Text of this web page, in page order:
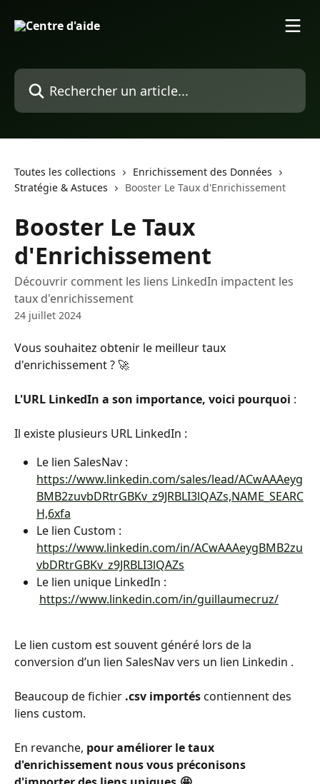
Rechercher un article...
Toutes les collections
Enrichissement des Données
Stratégie & Astuces
Booster Le Taux d'Enrichissement
Booster Le Taux
d'Enrichissement
Découvrir comment les liens LinkedIn impactent les
taux d'enrichissement
24 juillet 2024
Vous souhaitez obtenir le meilleur taux
d'enrichissement ? 🚀
L'URL LinkedIn a son importance, voici pourquoi :
Il existe plusieurs URL LinkedIn :
Le lien SalesNav :
https://www.linkedin.com/sales/lead/ACwAAAeyg
BMB2zuvbDRtrGBKv_z9JRBLI3lQAZs,NAME_SEARC
H,6xfa
Le lien Custom :
https://www.linkedin.com/in/ACwAAAeygBMB2zu
vbDRtrGBKv_z9JRBLI3lQAZs
Le lien unique LinkedIn :
https://www.linkedin.com/in/guillaumecruz/
Le lien custom est souvent généré lors de la
conversion d’un lien SalesNav vers un lien Linkedin .
Beaucoup de fichier .csv importés contiennent des
liens custom.
​En revanche, pour améliorer le taux
d'enrichissement nous vous préconisons